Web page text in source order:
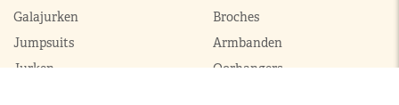
Galajurken
Jumpsuits
Jurken
Broches
Armbanden
Oorhangers